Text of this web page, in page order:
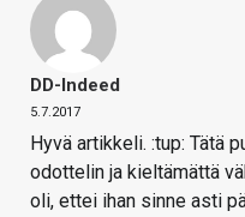
DD-Indeed
5.7.2017
Hyvä artikkeli. :tup: Tätä
odottelin ja kieltämättä
oli, ettei ihan sinne asti